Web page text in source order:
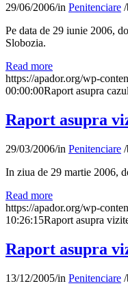
29/06/2006/in Penitenciare /
Pe data de 29 iunie 2006,
Slobozia.
Read more
https://apador.org/wp-
00:00:00Raport asupra
Raport asupra
29/03/2006/in Penitenciare /
In ziua de 29 martie 2006,
Read more
https://apador.org/wp-
10:26:15Raport asupra
Raport asupra
13/12/2005/in Penitenciare /